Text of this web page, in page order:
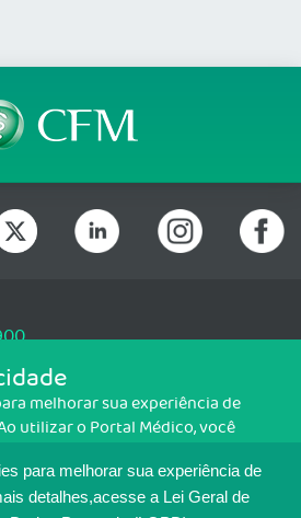
para melhorar sua experiência de
detalhes,acesse a Lei Geral de
L2 Sul, Brasília/DF - CEP: 70200-760 -
melhorar sua experiência de
utilizar o Portal Médico, você
sobre como isso é feito, acesse
você concorda, clique em ACEITO.